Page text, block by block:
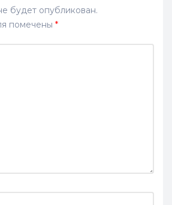
будет опубликован.
помечены *